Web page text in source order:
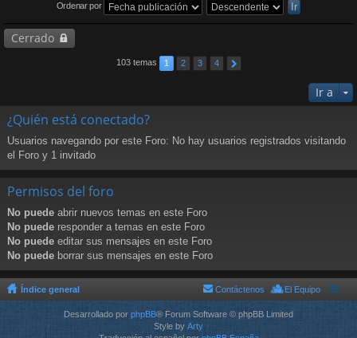
Ordenar por
Cerrado
103 temas 1 2 3 4
Ir a
¿Quién está conectado?
Usuarios navegando por este Foro: No hay usuarios registrados visitando
el Foro y 1 invitado
Permisos del foro
No puede abrir nuevos temas en este Foro
No puede responder a temas en este Foro
No puede editar sus mensajes en este Foro
No puede borrar sus mensajes en este Foro
Índice general El Equipo
Contáctenos
Desarrollado por phpBB® Forum Software © phpBB Limited
Style by Arty